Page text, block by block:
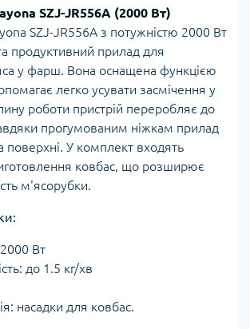
SZJ-JR556A (2000 Вт)
SZJ-JR556A з потужністю 2000 Вт
продуктивний прилад для
у фарш. Вона оснащена функцією
легко усувати засмічення у
роботи пристрій переробляє до
прогумованим ніжкам прилад
поверхні. У комплект входять
ковбас, що розширює
м'ясорубки.
Вт
до 1.5 кг/хв
насадки для ковбас.